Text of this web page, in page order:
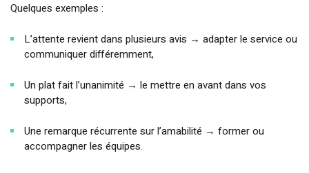
Quelques exemples :
L’attente revient dans plusieurs avis → adapter le service ou
communiquer différemment,
Un plat fait l’unanimité → le mettre en avant dans vos
supports,
Une remarque récurrente sur l’amabilité → former ou
accompagner les équipes.